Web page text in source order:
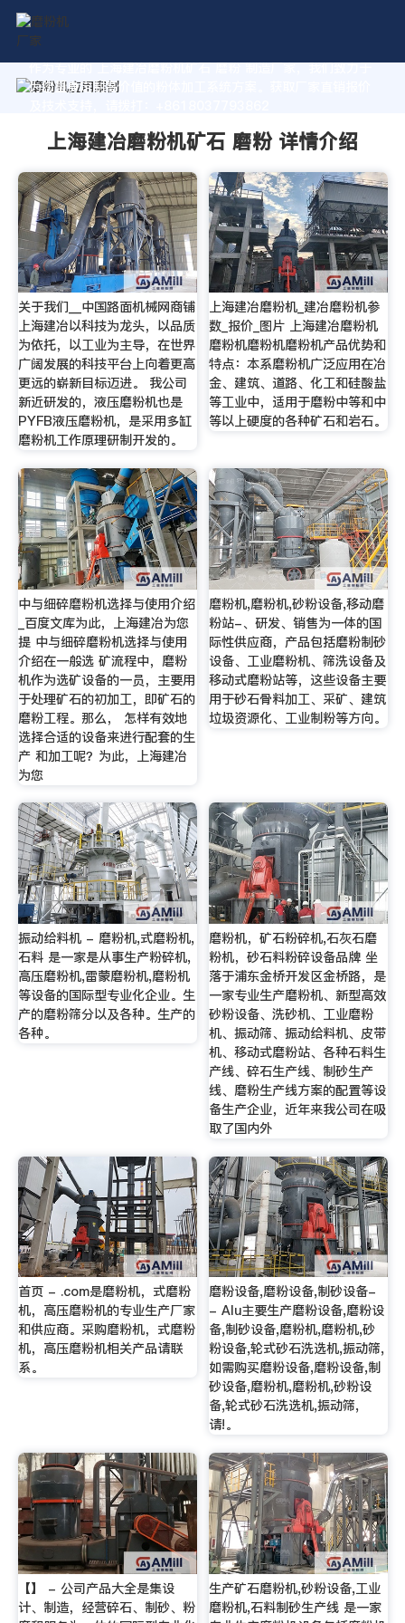
作为专业的 上海建冶磨粉机矿石 磨粉 制造厂家，我们致力于
为您量身定制高价值的粉体加工系统方案。获取厂家直销报价
上海建冶磨粉机矿石 磨粉 详情介绍
关于我们__中国路面机械网商铺
上海建冶以科技为龙头，以品质
为依托，以工业为主导，在世界
广阔发展的科技平台上向着更高
更远的崭新目标迈进。 我公司
新近研发的，液压磨粉机也是
PYFB液压磨粉机，是采用多缸
磨粉机工作原理研制开发的。
上海建冶磨粉机_建冶磨粉机参
数_报价_图片 上海建冶磨粉机
磨粉机磨粉机磨粉机产品优势和
特点：本系磨粉机广泛应用在冶
金、建筑、道路、化工和硅酸盐
等工业中，适用于磨粉中等和中
等以上硬度的各种矿石和岩石。
中与细碎磨粉机选择与使用介绍
_百度文库为此，上海建冶为您
提 中与细碎磨粉机选择与使用
介绍在一般选 矿流程中，磨粉
机作为选矿设备的一员，主要用
于处理矿石的初加工，即矿石的
磨粉工程。那么， 怎样有效地
选择合适的设备来进行配套的生
产 和加工呢？为此，上海建冶
为您
磨粉机,磨粉机,砂粉设备,移动磨
粉站-、研发、销售为一体的国
际性供应商，产品包括磨粉制砂
设备、工业磨粉机、筛洗设备及
移动式磨粉站等，这些设备主要
用于砂石骨料加工、采矿、建筑
垃圾资源化、工业制粉等方向。
振动给料机 - 磨粉机,式磨粉机,
石料 是一家是从事生产粉碎机,
高压磨粉机,雷蒙磨粉机,磨粉机
等设备的国际型专业化企业。生
产的磨粉筛分以及各种。生产的
各种。
磨粉机，矿石粉碎机,石灰石磨
粉机，砂石料粉碎设备品牌 坐
落于浦东金桥开发区金桥路，是
一家专业生产磨粉机、新型高效
砂粉设备、洗砂机、工业磨粉
机、振动筛、振动给料机、皮带
机、移动式磨粉站、各种石料生
产线、碎石生产线、制砂生产
线、磨粉生产线方案的配置等设
备生产企业，近年来我公司在吸
取了国内外
首页 - .com是磨粉机，式磨粉
机，高压磨粉机的专业生产厂家
和供应商。采购磨粉机，式磨粉
机，高压磨粉机相关产品请联
系。
磨粉设备,磨粉设备,制砂设备-
- Alu主要生产磨粉设备,磨粉设
备,制砂设备,磨粉机,磨粉机,砂
粉设备,轮式砂石洗选机,振动筛,
如需购买磨粉设备,磨粉设备,制
砂设备,磨粉机,磨粉机,砂粉设
备,轮式砂石洗选机,振动筛,
请!。
【】 - 公司产品大全是集设
计、制造，经营碎石、制砂、粉
生产矿石磨粉机,砂粉设备,工业
磨粉机,石料制砂生产线 是一家